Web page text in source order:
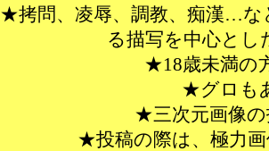
★拷問、凌辱、調教、痴漢…な
る描写を中心とし
★18歳未満の
★グロも
★三次元画像
★投稿の際は、極力